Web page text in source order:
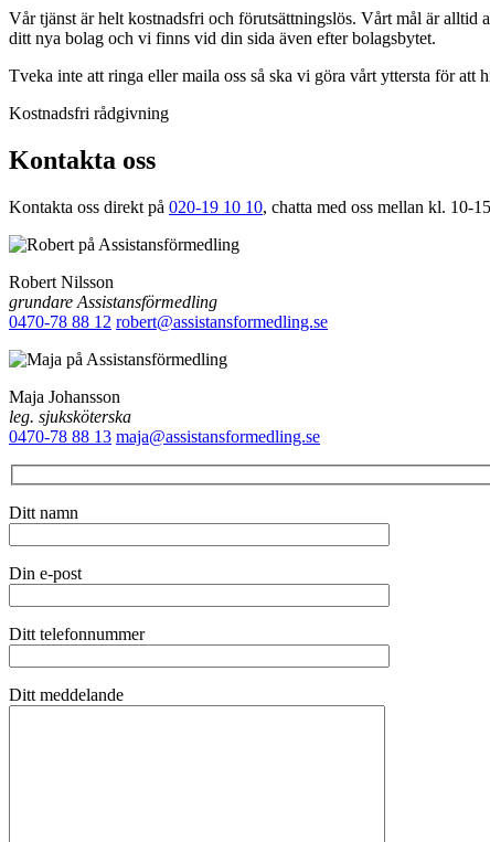
Vår tjänst är helt kostnadsfri och förutsättningslös. Vårt mål är alltid
ditt nya bolag och vi finns vid din sida även efter bolagsbytet.
Tveka inte att ringa eller maila oss så ska vi göra vårt yttersta för att
Kostnadsfri rådgivning
Kontakta oss
Kontakta oss direkt på 020-19 10 10, chatta med oss mellan kl. 10-
Robert Nilsson
grundare Assistansförmedling
0470-78 88 12 robert@assistansformedling.se
Maja Johansson
leg. sjuksköterska
0470-78 88 13 maja@assistansformedling.se
Ditt namn
Din e-post
Ditt telefonnummer
Ditt meddelande